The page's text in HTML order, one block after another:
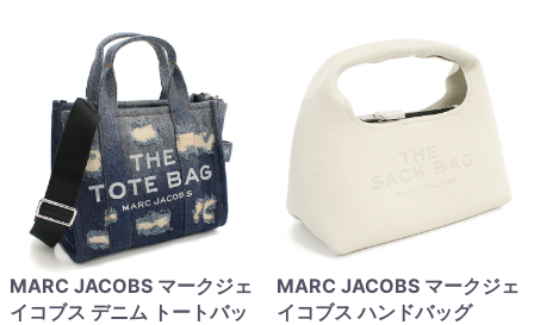
MARC JACOBS マークジェ
イコブス デニム トートバッ
MARC JACOBS マークジェ
イコブス ハンドバッグ